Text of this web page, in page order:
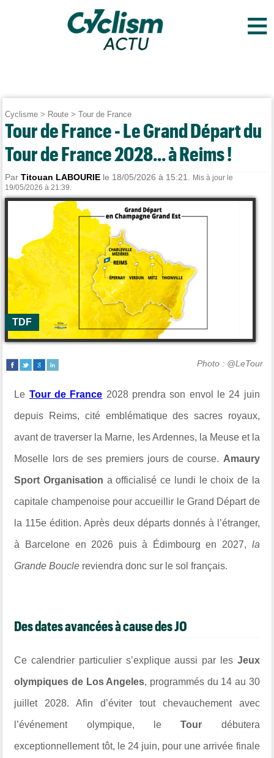
≡
Cyclisme > Route >Tour de France
Tour de France - Le Grand Départ du
Tour de France 2028... à Reims !
ParTitouan LABOURIE le 18/05/2026 à 15:21.
Mis à jour le
19/05/2026 à 21:39.
TDF
Photo : @LeTour
Le Tour de France 2028 prendra son envol le 24 juin
depuis Reims, cité emblématique des sacres royaux,
avant de traverser la Marne, les Ardennes, la Meuse et la
Moselle lors de ses premiers jours de course. Amaury
Sport Organisation a officialisé ce lundi le choix de la
capitale champenoise pour accueillir le Grand Départ de
la 115e édition. Après deux départs donnés à l’étranger,
à Barcelone en 2026 puis à Édimbourg en 2027, la
Grande Boucle reviendra donc sur le sol français.
Des dates avancées à cause des JO
Ce calendrier particulier s’explique aussi par les Jeux
olympiques de Los Angeles, programmés du 14 au 30
juillet 2028. Afin d’éviter tout chevauchement avec
l’événement olympique, leTour débutera
exceptionnellement tôt, le 24 juin, pour une arrivée finale